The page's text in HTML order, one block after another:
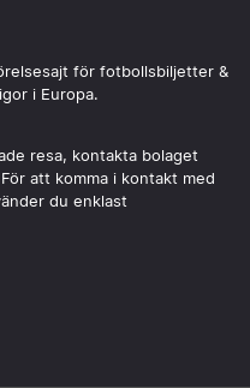
för fotbollsbiljetter &
i Europa.
resa, kontakta bolaget
att komma i kontakt med
du enklast